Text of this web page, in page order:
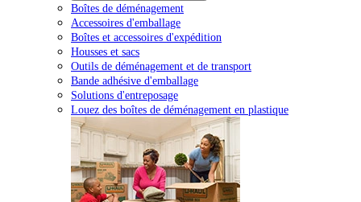
Boîtes de déménagement
Accessoires d'emballage
Boîtes et accessoires d'expédition
Housses et sacs
Outils de déménagement et de transport
Bande adhésive d'emballage
Solutions d'entreposage
Louez des boîtes de déménagement en plastique